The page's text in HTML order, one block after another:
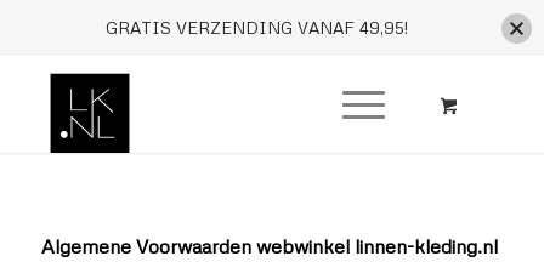
Algemene Voorwaarden webwinkel linnen-kleding.nl
GRATIS VERZENDING VANAF 49,95!